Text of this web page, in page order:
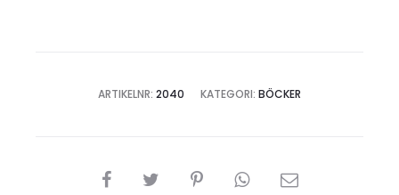
ARTIKELNR: 2040 KATEGORI: BÖCKER
DELA